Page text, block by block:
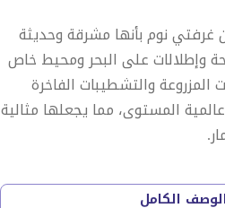
غرفتي نوم بأنها مشرقة وحديثة
وإطلالات على البحر ومحيط خاص
والتشطيبات الفاخرة
المستوى، مما يجعلها مثالية
الكامل